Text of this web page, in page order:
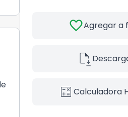
favoriteAgregar a
file_save
calculate Calculadora